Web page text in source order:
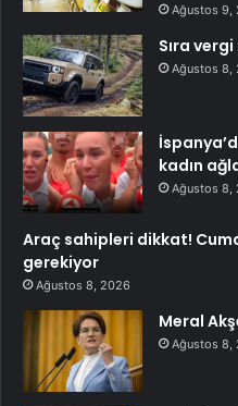
Ağustos 9,
Sıra
Ağustos 8,
kadın
Ağustos 8,
Araç sahipleri dikkat!
gerekiyor
Ağustos 8, 2026
Meral
Ağustos 8,